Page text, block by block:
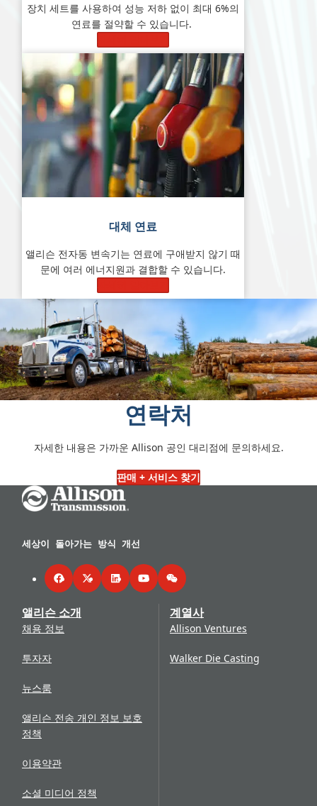
장치 세트를 사용하여 성능 저하 없이 최대 6%의
연료를 절약할 수 있습니다.
대체 연료
앨리슨 전자동 변속기는 연료에 구애받지 않기 때
문에 여러 에너지원과 결합할 수 있습니다.
연락처
자세한 내용은 가까운 Allison 공인 대리점에 문의하세요.
판매 + 서비스 찾기
Go Home
세상이 돌아가는 방식 개선
FacebookTwitterLinkedInYouTubeWeChat
앨리슨 소개
채용 정보
투자자
뉴스룸
앨리슨 전송 개인 정보 보호
정책
이용약관
소셜 미디어 정책
계열사
Allison Ventures
Walker Die Casting